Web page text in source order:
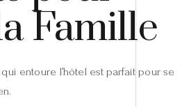
Famille
entoure l’hôtel est parfait pour se